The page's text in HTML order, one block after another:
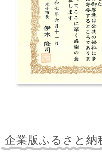
企業版ふるさと納